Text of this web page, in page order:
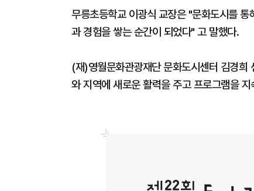
무릉초등학교 이광식 교장은 "문화도시를
과 경험을 쌓는 순간이 되었다" 고 말했다.
(재)영월문화관광재단 문화도시센터 김경
와 지역에 새로운 활력을 주고 프로그램을